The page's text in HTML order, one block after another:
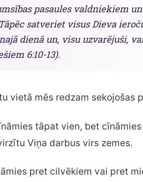
pasaules valdniekiem
satveriet visus Dieva
dienā un, visu uzvarējuši,
6:10-13).
vietā mēs redzam sekojošas
tāpat vien, bet
Viņa darbus virs zemes.
pret cilvēkiem vai pret